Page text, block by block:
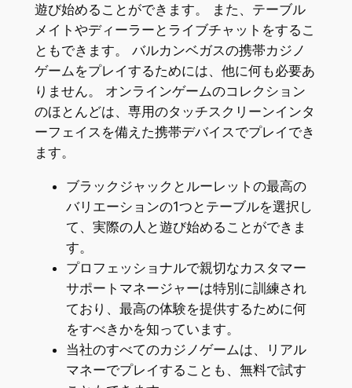
遊び始めることができます。 また、テーブル
メイトやディーラーとライブチャットをするこ
ともできます。 バルカンベガスの携帯カジノ
ゲームをプレイするためには、他に何も必要あ
りません。 オンラインゲームのコレクション
のほとんどは、専用のタッチスクリーンインタ
ーフェイスを備えた携帯デバイスでプレイでき
ます。
ブラックジャックとルーレットの最高の
バリエーションの1つとテーブルを選択し
て、実際の人と遊び始めることができま
す。
プロフェッショナルで親切なカスタマー
サポートマネージャーは特別に訓練され
ており、最高の体験を提供するために何
をすべきかを知っています。
当社のすべてのカジノゲームは、リアル
マネーでプレイすることも、無料で試す